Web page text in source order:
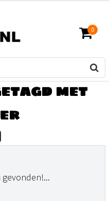
0
met